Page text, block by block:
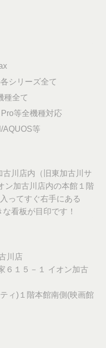
シリーズ全て
種全て
等全機種対応
AQUOS等
川店内（旧東加古川サ
ン加古川店内の本館１階
ってすぐ右手にある
看板が目印です！
川店
６１５－１ イオン加古
ィ)１階本館南側(映画館